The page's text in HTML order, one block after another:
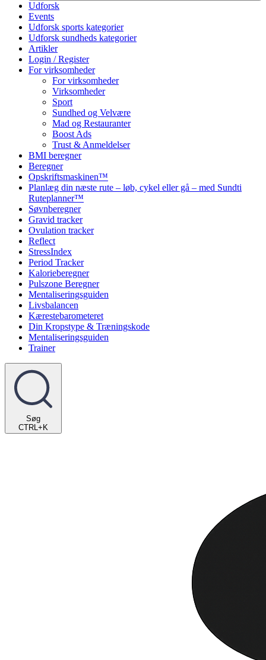
Udforsk
Events
Udforsk sports kategorier
Udforsk sundheds kategorier
Artikler
Login / Register
For virksomheder
For virksomheder
Virksomheder
Sport
Sundhed og Velvære
Mad og Restauranter
Boost Ads
Trust & Anmeldelser
BMI beregner
Beregner
Opskriftsmaskinen™
Planlæg din næste rute – løb, cykel eller gå – med Sundti
Ruteplanner™
Søvnberegner
Gravid tracker
Ovulation tracker
Reflect
StressIndex
Period Tracker
Kalorieberegner
Pulszone Beregner
Mentaliseringsguiden
Livsbalancen
Kærestebarometeret
Din Kropstype & Træningskode
Mentaliseringsguiden
Trainer
Søg
CTRL+K